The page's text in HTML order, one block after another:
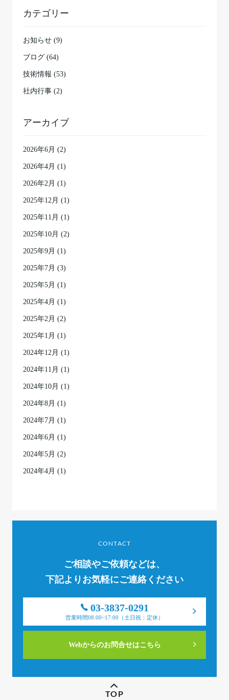
カテゴリー
お知らせ (9)
ブログ (64)
技術情報 (53)
社内行事 (2)
アーカイブ
2026年6月 (2)
2026年4月 (1)
2026年2月 (1)
2025年12月 (1)
2025年11月 (1)
2025年10月 (2)
2025年9月 (1)
2025年7月 (3)
2025年5月 (1)
2025年4月 (1)
2025年2月 (2)
2025年1月 (1)
2024年12月 (1)
2024年11月 (1)
2024年10月 (1)
2024年8月 (1)
2024年7月 (1)
2024年6月 (1)
2024年5月 (2)
2024年4月 (1)
CONTACT
ご相談やご依頼などは、
下記よりお気軽にご連絡ください
03-3837-0291
営業時間08:00~17:00（土日祝：定休）
Webからのお問合せはこちら
TOP